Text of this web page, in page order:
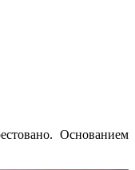
Основанием